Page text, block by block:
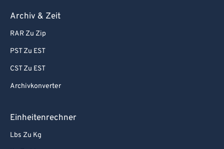
Archiv & Zeit
RAR Zu Zip
PST Zu EST
CST Zu EST
Archivkonverter
Einheitenrechner
Lbs Zu Kg